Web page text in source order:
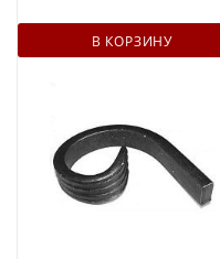
В КОРЗИНУ